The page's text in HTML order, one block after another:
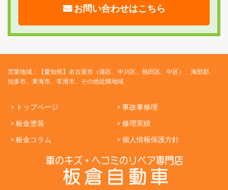
お問い合わせはこちら
営業地域：【愛知県】名古屋市（港区、中川区、熱田区、中区）、海部郡、
知多市、東海市、常滑市、その他近隣地域
> トップページ
> 事故車修理
> 板金塗装
> 修理実績
> 板金コラム
> 個人情報保護方針